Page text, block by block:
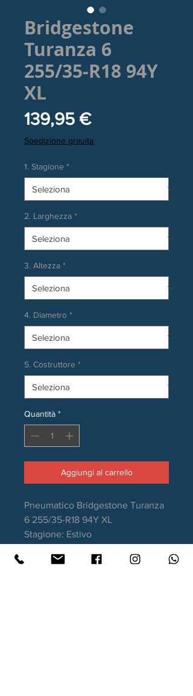
Bridgestone
Turanza 6
255/35-R18 94Y
XL
139,95 €Prezzo
Spedizione grauita
1. Stagione *
2. Larghezza *
3. Altezza *
4. Diametro *
5. Costruttore *
Quantità *
Aggiungi al carrello
Pneumatico Bridgestone Turanza
6 255/35-R18 94Y XL
Stagione: Estivo
Aderenza sul bagnato: A